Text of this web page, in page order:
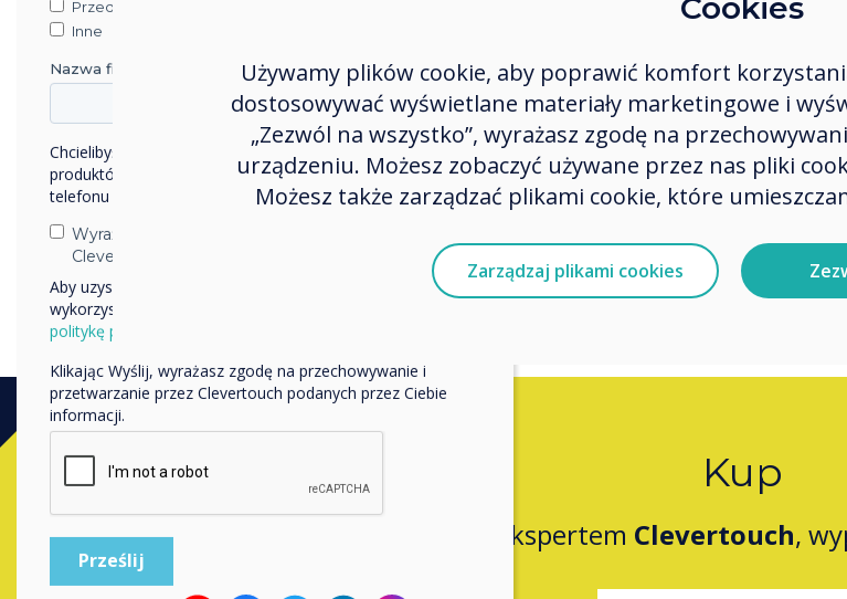
Kup
Skontaktuj się z ekspertem Clevertouch,
Używamy plików cookie, aby poprawić komfort
dostosowywać wyświetlane materiały marketingowe i
„Zezwól na wszystko”, wyrażasz zgodę na
urządzeniu. Możesz zobaczyć używane przez nas pliki
Możesz także zarządzać plikami cookie, które
Zarządzaj plikami cookies
Przedsiębiorstwo
Inne
Nazwa firmy
Chcielibyśmy się z Tobą skontaktować w sprawie naszych
produktów i usług za pośrednictwem poczty elektronicznej,
telefonu lub poczty.
Wyrażam zgodę na otrzymywanie informacji od
Clevertouch.
Aby uzyskać informacje o tym, jak gromadzimy i
wykorzystujemy Twoje dane osobowe, odwiedź naszą
politykę prywatności.
Klikając Wyślij, wyrażasz zgodę na przechowywanie i
przetwarzanie przez Clevertouch podanych przez Ciebie
informacji.